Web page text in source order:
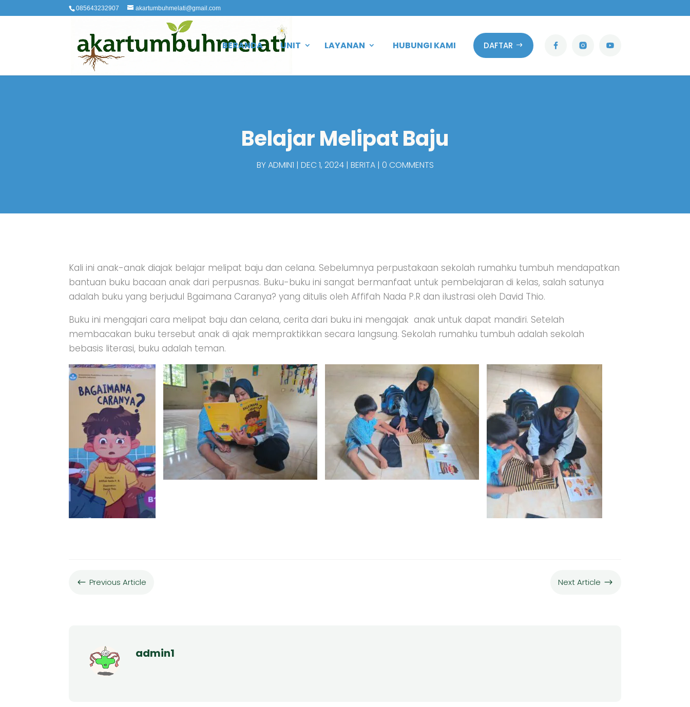
085643232907 akartumbuhmelati@gmail.com
BERANDA UNIT LAYANAN HUBUNGI KAMI DAFTAR
Belajar Melipat Baju
BYADMIN1 DEC 1, 2024 BERITA 0 COMMENTS
Kali ini anak-anak diajak belajar melipat baju dan celana. Sebelumnya perpustakaan sekolah rumahku tumbuh mendapatkan
bantuan buku bacaan anak dari perpusnas. Buku-buku ini sangat bermanfaat untuk pembelajaran di kelas, salah satunya
adalah buku yang berjudul Bgaimana Caranya? yang ditulis oleh Affifah Nada P.R dan ilustrasi oleh David Thio.
Buku ini mengajari cara melipat baju dan celana, cerita dari buku ini mengajak anak untuk dapat mandiri. Setelah
membacakan buku tersebut anak di ajak mempraktikkan secara langsung. Sekolah rumahku tumbuh adalah sekolah
bebasis literasi, buku adalah teman.
# Previous Article Next Article $
admin1